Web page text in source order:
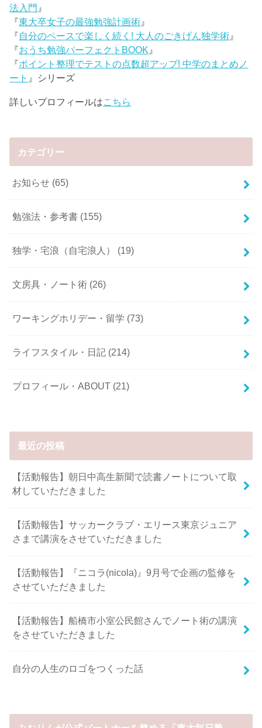
法入門 』
『東大卒女子の最強勉強計画術 』
『自分のペースで楽しく続く! 大人のごきげん独学術 』
『おうち勉強パーフェクトBOOK 』
『ポイント整理でテストの点数超アップ! 中学のまとめノ
ート 』シリーズ
詳しいプロフィールはこちら
カテゴリー
お知らせ (65)
勉強法・参考書 (155)
独学・宅浪（自宅浪人） (19)
文房具・ノート術 (26)
ワーキングホリデー・留学 (73)
ライフスタイル・日記 (214)
プロフィール・ABOUT (21)
最近の投稿
【活動報告】朝日中高生新聞で読書ノートについて取
材していただきました
【活動報告】サッカークラブ・エリース東京ジュニア
さまで講演をさせていただきました
【活動報告】『ニコラ(nicola)』9月号で企画の監修を
させていただきました
【活動報告】船橋市小室公民館さんでノート術の講演
をさせていただきました
自分の人生のロゴをつくった話